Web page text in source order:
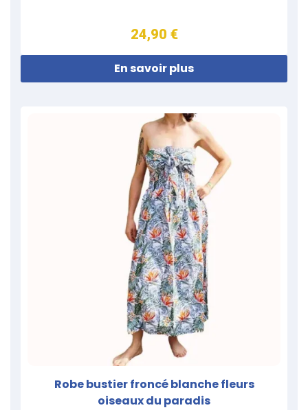
24,90 €
En savoir plus
Robe bustier froncé blanche fleurs
oiseaux du paradis